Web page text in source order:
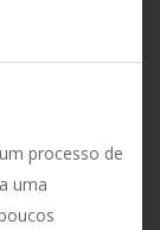
processo de
uma